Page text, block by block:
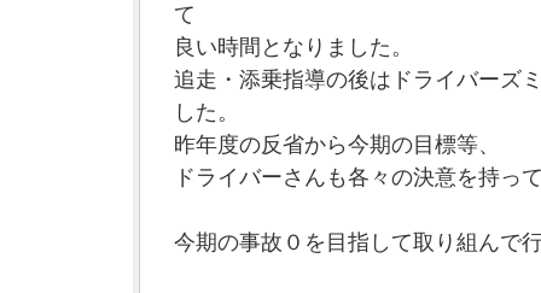
て
良い時間となりました。
追走・添乗指導の後はドライバーズ
した。
昨年度の反省から今期の目標等、
ドライバーさんも各々の決意を持っ
今期の事故０を目指して取り組んで